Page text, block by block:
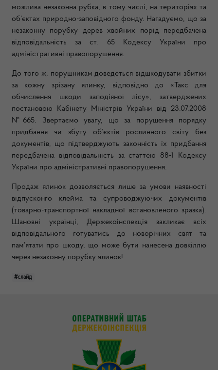
можлива незаконна рубка, в тому числі, на територіях та
об’єктах природно-заповідного фонду. Нагадуємо, що за
незаконну порубку дерев хвойних порід передбачена
відповідальність за ст. 65 Кодексу України про
адміністративні правопорушення.
До того ж, порушникам доведеться відшкодувати збитки
за кожну зрізану ялинку, відповідно до «Такс для
обчислення шкоди заподіяної лісу», затверджених
постановою Кабінету Міністрів України від 23.07.2008
№665. Звертаємо увагу, що за порушення порядку
придбання чи збуту об’єктів рослинного світу без
документів, що підтверджують законність їх придбання
передбачена відповідальність за статтею 88-1 Кодексу
України про адміністративні правопорушення.
Продаж ялинок дозволяється лише за умови наявності
відпусконго клейма та супроводжуючих документів
(товарно-транспортної накладної встановленого зразка).
Шановні українці, Держекоінспекція закликає всіх
відповідального готуватись до новорічних свят та
пам’ятати про шкоду, що може бути нанесена довкіллю
через незаконну порубку ялинок!
#слайд